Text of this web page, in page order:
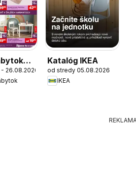
26.08.2026
Katalóg IKEA
od stredy 05.08.2026
IKEA